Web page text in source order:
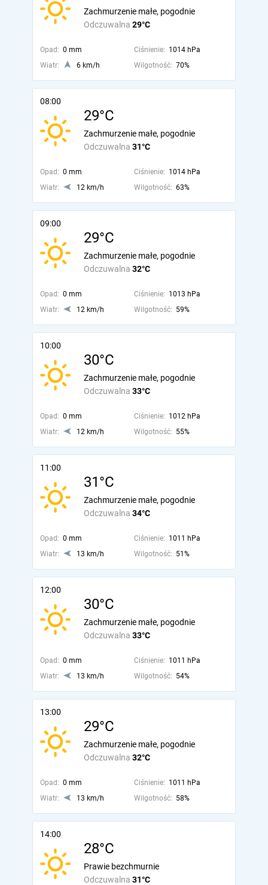
Odczuwalna 29°C
Zachmurzenie małe, pogodnie
Opad: 0 mm Ciśnienie: 1014 hPa
Wiatr:
6 km/h Wilgotność: 70%
08:00
29°C
Odczuwalna 31°C
Zachmurzenie małe, pogodnie
Opad: 0 mm Ciśnienie: 1014 hPa
Wiatr:
12 km/h Wilgotność: 63%
09:00
29°C
Odczuwalna 32°C
Zachmurzenie małe, pogodnie
Opad: 0 mm Ciśnienie: 1013 hPa
Wiatr:
12 km/h Wilgotność: 59%
10:00
30°C
Odczuwalna 33°C
Zachmurzenie małe, pogodnie
Opad: 0 mm Ciśnienie: 1012 hPa
Wiatr:
12 km/h Wilgotność: 55%
11:00
31°C
Odczuwalna 34°C
Zachmurzenie małe, pogodnie
Opad: 0 mm Ciśnienie: 1011 hPa
Wiatr:
13 km/h Wilgotność: 51%
12:00
30°C
Odczuwalna 33°C
Zachmurzenie małe, pogodnie
Opad: 0 mm Ciśnienie: 1011 hPa
Wiatr:
13 km/h Wilgotność: 54%
13:00
29°C
Odczuwalna 32°C
Zachmurzenie małe, pogodnie
Opad: 0 mm Ciśnienie: 1011 hPa
Wiatr:
13 km/h Wilgotność: 58%
14:00
28°C
Odczuwalna 31°C
Prawie bezchmurnie